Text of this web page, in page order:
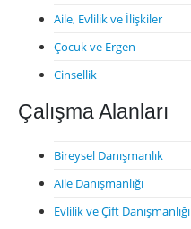
Aile, Evlilik ve İlişkiler
Çocuk ve Ergen
Cinsellik
Çalışma Alanları
Bireysel Danışmanlık
Aile Danışmanlığı
Evlilik ve Çift Danışmanlığı